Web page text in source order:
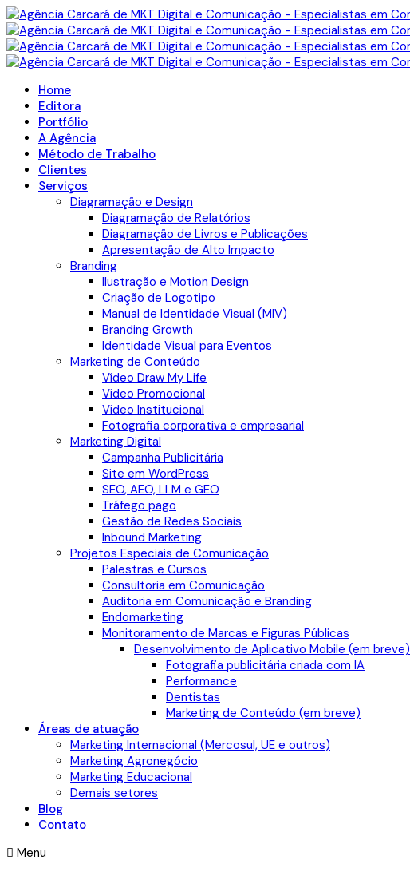
Home
Editora
Portfólio
A Agência
Método de Trabalho
Clientes
Serviços
Diagramação e Design
Diagramação de Relatórios
Diagramação de Livros e Publicações
Apresentação de Alto Impacto
Branding
Ilustração e Motion Design
Criação de Logotipo
Manual de Identidade Visual (MIV)
Branding Growth
Identidade Visual para Eventos
Marketing de Conteúdo
Vídeo Draw My Life
Vídeo Promocional
Vídeo Institucional
Fotografia corporativa e empresarial
Marketing Digital
Campanha Publicitária
Site em WordPress
SEO, AEO, LLM e GEO
Tráfego pago
Gestão de Redes Sociais
Inbound Marketing
Projetos Especiais de Comunicação
Palestras e Cursos
Consultoria em Comunicação
Auditoria em Comunicação e Branding
Endomarketing
Monitoramento de Marcas e Figuras Públicas
Desenvolvimento de Aplicativo Mobile (em breve)
Fotografia publicitária criada com IA
Performance
Dentistas
Marketing de Conteúdo (em breve)
Áreas de atuação
Marketing Internacional (Mercosul, UE e outros)
Marketing Agronegócio
Marketing Educacional
Demais setores
Blog
Contato
Menu